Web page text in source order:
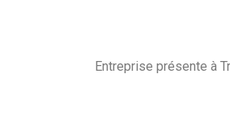
Entreprise présente à